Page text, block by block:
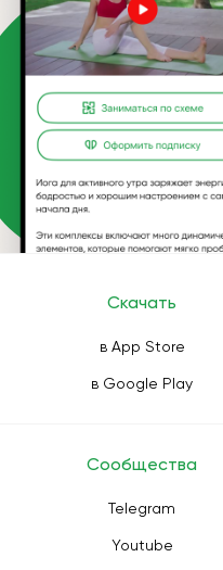
Скачать
в App Store
в Google Play
Сообщества
Telegram
Youtube